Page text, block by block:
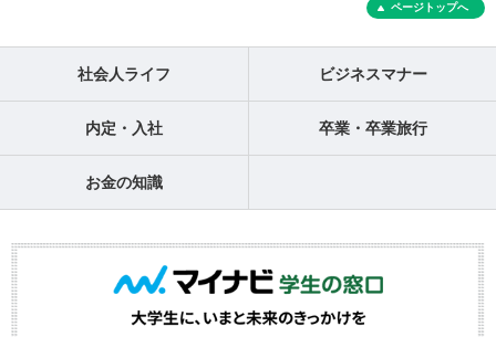
ページトップへ
社会人ライフ ビジネスマナー
内定・入社 卒業・卒業旅行
お金の知識